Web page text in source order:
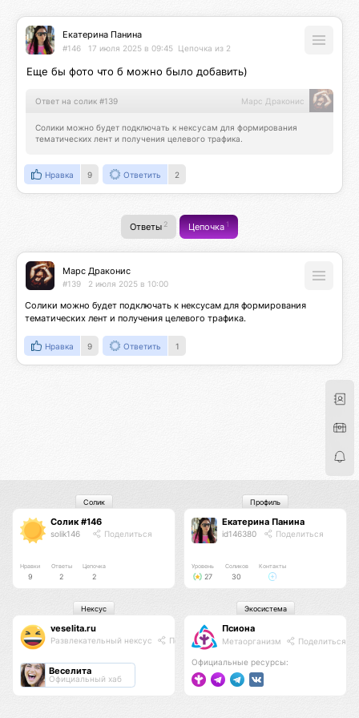
Екатерина Панина
#146 17 июля 2025 в 09:45 Цепочка из 2
Еще бы фото что б можно было добавить)
Ответ на солик #139 Марс Драконис
Солики можно будет подключать к нексусам для формирования
тематических лент и получения целевого трафика.
Нравка 9 Ответить 2
Ответы 2 Цепочка1
Марс Драконис
#139 2 июля 2025 в 10:00
Солики можно будет подключать к нексусам для формирования
тематических лент и получения целевого трафика.
Нравка 9 Ответить 1
Солик #146
solik146 Поделиться
Нравки
9
Ответы
2
Цепочка
2
Солик
Екатерина Панина
id146380 Поделиться
Уровень
27
Соликов
30
Контакты
Профиль
veselita.ru
Развлекательный нексус Поделиться
Веселита
Официальный хаб
Нексус
Псиона
Метаорганизм Поделиться
Официальные ресурсы:
Экосистема